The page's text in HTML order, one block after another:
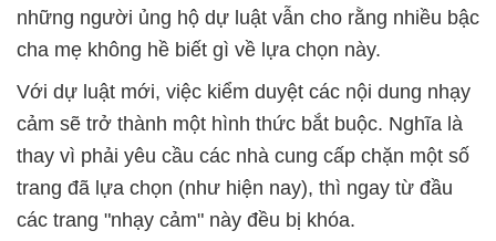
những người ủng hộ dự luật vẫn cho rằng nhiều bậc
cha mẹ không hề biết gì về lựa chọn này.
Với dự luật mới, việc kiểm duyệt các nội dung nhạy
cảm sẽ trở thành một hình thức bắt buộc. Nghĩa là
thay vì phải yêu cầu các nhà cung cấp chặn một số
trang đã lựa chọn (như hiện nay), thì ngay từ đầu
các trang "nhạy cảm" này đều bị khóa.